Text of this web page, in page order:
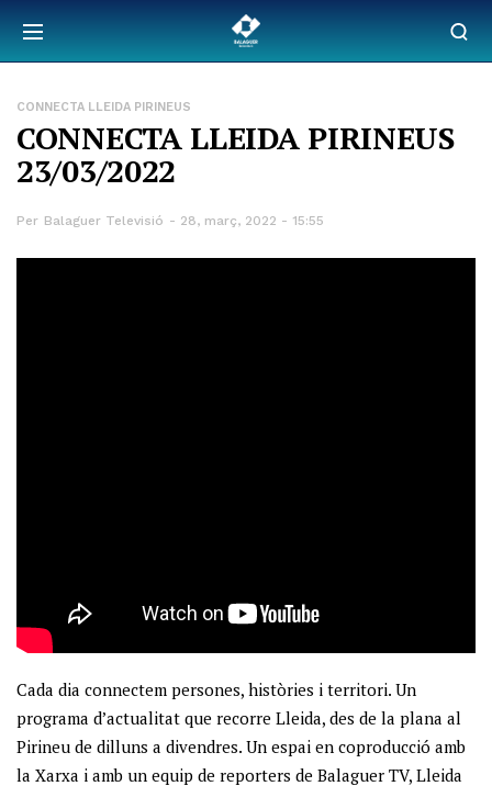
CONNECTA LLEIDA PIRINEUS
CONNECTA LLEIDA PIRINEUS
23/03/2022
Per Balaguer Televisió 28, març, 2022 - 15:55
Cada dia connectem persones, històries i territori. Un
programa d’actualitat que recorre Lleida, des de la plana al
Pirineu de dilluns a divendres. Un espai en coproducció amb
la Xarxa i amb un equip de reporters de Balaguer TV, Lleida